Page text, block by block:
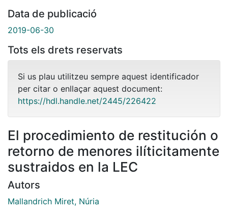
Data de publicació
2019-06-30
Tots els drets reservats
Si us plau utilitzeu sempre aquest identificador
per citar o enllaçar aquest document:
https://hdl.handle.net/2445/226422
El procedimiento de restitución o
retorno de menores ilíticitamente
sustraidos en la LEC
Autors
Mallandrich Miret, Núria